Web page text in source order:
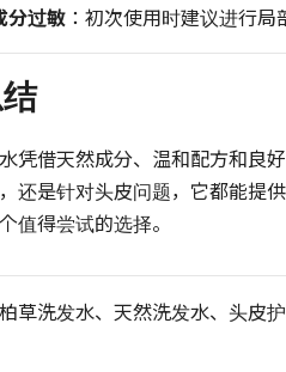
分过敏 ：初次使用时建议进行局
凭借天然成分、温和配方和良
还是针对头皮问题，它都能提
值得尝试的选择。
草洗发水、天然洗发水、头皮